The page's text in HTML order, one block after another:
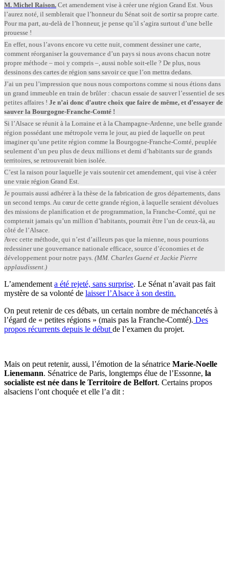
M. Michel Raison. Cet amendement vise à créer une région Grand Est. Vous
l’aurez noté, il semblerait que l’honneur du Sénat soit de sortir sa propre carte.
Pour ma part, au-delà de l’honneur, je pense qu’il s’agira surtout d’une belle
prouesse !
En effet, nous l’avons encore vu cette nuit, comment dessiner une carte,
comment réorganiser la gouvernance d’un pays si nous avons chacun notre
propre méthode – moi y compris –, aussi noble soit-elle ? De plus, nous
dessinons des cartes de région sans savoir ce que l’on mettra dedans.
J’ai un peu l’impression que nous nous comportons comme si nous étions dans
un grand immeuble en train de brûler : chacun essaie de sauver l’essentiel de ses
petites affaires ! Je n’ai donc d’autre choix que faire de même, et d’essayer de
sauver la Bourgogne-Franche-Comté !
Si l’Alsace se réunit à la Lorraine et à la Champagne-Ardenne, une belle grande
région possédant une métropole verra le jour, au pied de laquelle on peut
imaginer qu’une petite région comme la Bourgogne-Franche-Comté, peuplée
seulement d’un peu plus de deux millions et demi d’habitants sur de grands
territoires, se retrouverait bien isolée.
C’est la raison pour laquelle je vais soutenir cet amendement, qui vise à créer
une vraie région Grand Est.
Je pourrais aussi adhérer à la thèse de la fabrication de gros départements, dans
un second temps. Au cœur de cette grande région, à laquelle seraient dévolues
des missions de planification et de programmation, la Franche-Comté, qui ne
compterait jamais qu’un million d’habitants, pourrait être l’un de ceux-là, au
côté de l’Alsace.
Avec cette méthode, qui n’est d’ailleurs pas que la mienne, nous pourrions
redessiner une gouvernance nationale efficace, source d’économies et de
développement pour notre pays. (MM. Charles Guené et Jackie Pierre
applaudissent.)
L’amendement a été rejeté, sans surprise. Le Sénat n’avait pas fait
mystère de sa volonté de laisser l’Alsace à son destin.
On peut retenir de ces débats, un certain nombre de méchancetés à
l’égard de « petites régions » (mais pas la Franche-Comté). Des
propos récurrents depuis le début de l’examen du projet.
Mais on peut retenir, aussi, l’émotion de la sénatrice Marie-Noelle
Lienemann. Sénatrice de Paris, longtemps élue de l’Essonne, la
socialiste est née dans le Territoire de Belfort. Certains propos
alsaciens l’ont choquée et elle l’a dit :